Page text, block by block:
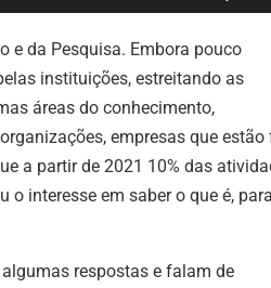
as
setas
para
ou
e da Pesquisa. Embora pouco
instituições, estreitando as
áreas do conhecimento,
empresas que estão
a partir de 2021 10% das
interesse em saber o que é,
respostas e falam de